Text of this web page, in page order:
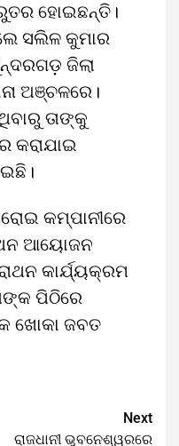
ହୋଇଛନ୍ତି।
ସଲିଳ କୁମାର
ଜିଲା
ଅଞ୍ଚଳରେ।
ତାଙ୍କୁ
କରାଯାଇ
କମ୍ପାନୀରେ
ଆୟୋଜନ
କାର୍ଯ୍ୟକ୍ରମ
ପିଠିରେ
ଖୋକା ଜବତ
Next
ରାଜଧାନୀ ଭୁବନେଶ୍ୱରରେ